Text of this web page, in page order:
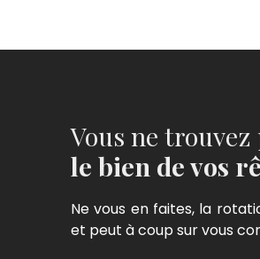
Vous ne trouvez
le bien de vos
Ne vous en faites, la
et peut à coup sur vous